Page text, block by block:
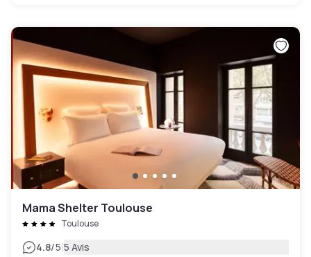
Mama Shelter Toulouse
Toulouse
4.8/5|5 Avis